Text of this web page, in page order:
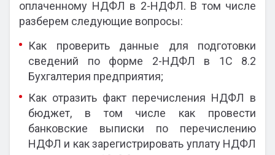
оплаченному НДФЛ в 2-НДФЛ. В том числе
разберем следующие вопросы:
Как проверить данные для подготовки
сведений по форме 2-НДФЛ в 1С 8.2
Бухгалтерия предприятия;
Как отразить факт перечисления НДФЛ в
бюджет, в том числе как провести
банковские выписки по перечислению
НДФЛ и как зарегистрировать уплату НДФЛ